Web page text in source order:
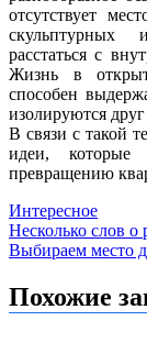
отсутствует
скульптурных
расстаться с
Жизнь в
способен
изолируются
В связи с такой
идеи, которые
превращению
Интересное
Навигация
по
записям
Несколько слов
Выбираем место
Похожие